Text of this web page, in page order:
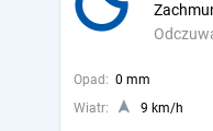
Opad: 0 mm
Wiatr:
9 km/h